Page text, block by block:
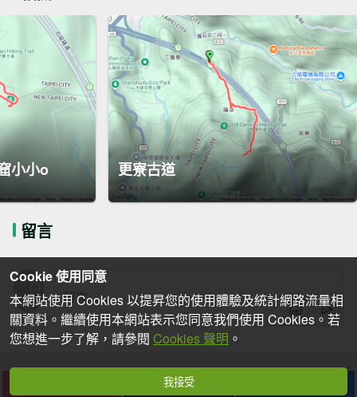
小小o 更寮古道
留言
下載
Cookie 使用同意
本網站使用 Cookies 以提昇您的使用體驗及統計網路流量相
關資料。繼續使用本網站表示您同意我們使用 Cookies。若
您想進一步了解，請參閱 Cookies 聲明 。
我接受